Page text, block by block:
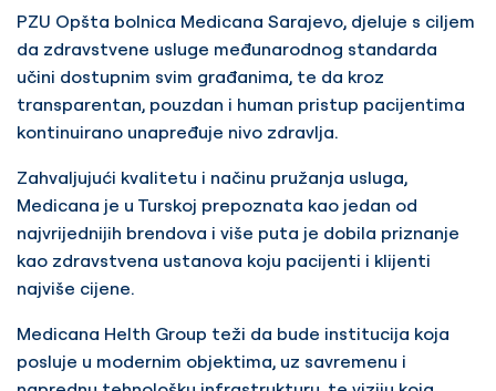
PZU Opšta bolnica Medicana Sarajevo, djeluje s ciljem
da zdravstvene usluge međunarodnog standarda
učini dostupnim svim građanima, te da kroz
transparentan, pouzdan i human pristup pacijentima
kontinuirano unapređuje nivo zdravlja.
Zahvaljujući kvalitetu i načinu pružanja usluga,
Medicana je u Turskoj prepoznata kao jedan od
najvrijednijih brendova i više puta je dobila priznanje
kao zdravstvena ustanova koju pacijenti i klijenti
najviše cijene.
Medicana Helth Group teži da bude institucija koja
posluje u modernim objektima, uz savremenu i